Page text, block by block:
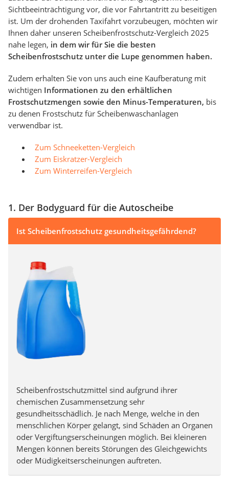
Sichtbeeinträchtigung vor, die vor Fahrtantritt zu beseitigen
ist. Um der drohenden Taxifahrt vorzubeugen, möchten wir
Ihnen daher unseren Scheibenfrostschutz-Vergleich 2025
nahe legen, in dem wir für Sie die besten
Scheibenfrostschutz unter die Lupe genommen haben.
Zudem erhalten Sie von uns auch eine Kaufberatung mit
wichtigen Informationen zu den erhältlichen
Frostschutzmengen sowie den Minus-Temperaturen, bis
zu denen Frostschutz für Scheibenwaschanlagen
verwendbar ist.
Zum Schneeketten-Vergleich
Zum Eiskratzer-Vergleich
Zum Winterreifen-Vergleich
1. Der Bodyguard für die Autoscheibe
Ist Scheibenfrostschutz gesundheitsgefährdend?
Scheibenfrostschutzmittel sind aufgrund ihrer
chemischen Zusammensetzung sehr
gesundheitsschädlich. Je nach Menge, welche in den
menschlichen Körper gelangt, sind Schäden an Organen
oder Vergiftungserscheinungen möglich. Bei kleineren
Mengen können bereits Störungen des Gleichgewichts
oder Müdigkeitserscheinungen auftreten.